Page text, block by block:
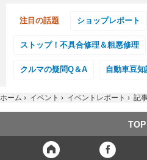
注目の話題 ショップレポート
ストップ！不具合修理＆粗悪修理
クルマの疑問Q＆A 自動車豆知
ホーム › イベント › イベントレポート › 記
TOP